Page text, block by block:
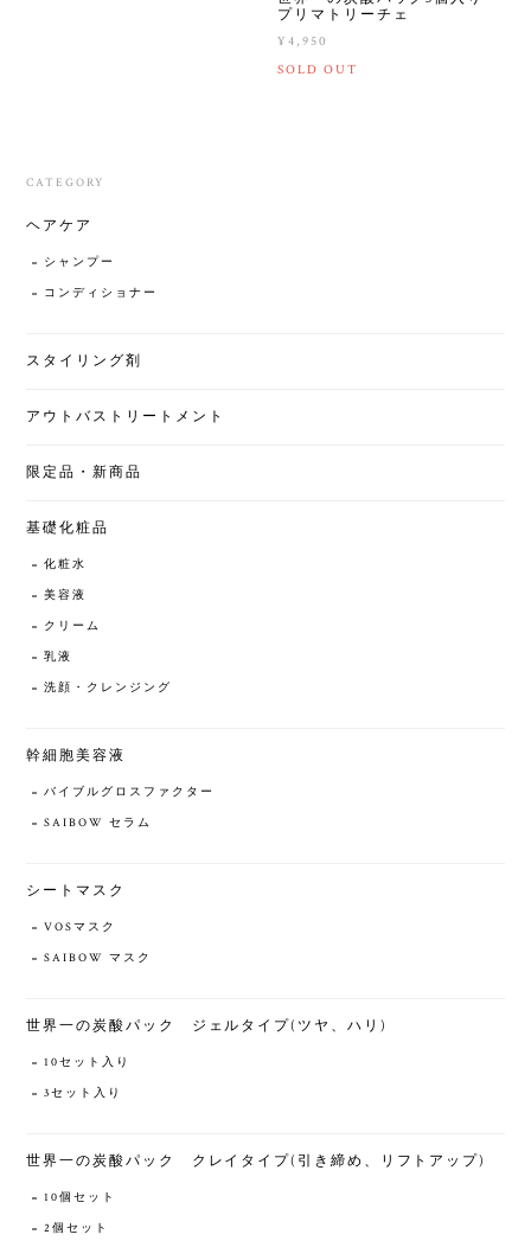
プリマトリーチェ
¥4,950
SOLD OUT
CATEGORY
ヘアケア
シャンプー
コンディショナー
スタイリング剤
アウトバストリートメント
限定品・新商品
基礎化粧品
化粧水
美容液
クリーム
乳液
洗顔・クレンジング
幹細胞美容液
バイブルグロスファクター
SAIBOW セラム
シートマスク
VOSマスク
SAIBOW マスク
世界一の炭酸パック ジェルタイプ(ツヤ、ハリ)
10セット入り
3セット入り
世界一の炭酸パック クレイタイプ(引き締め、リフトアップ)
10個セット
2個セット